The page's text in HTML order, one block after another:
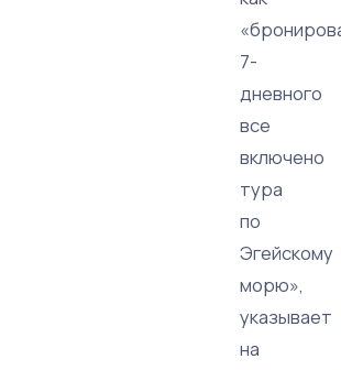
7-
дневного
все
включено
тура
по
Эгейскому
морю»,
указывает
на